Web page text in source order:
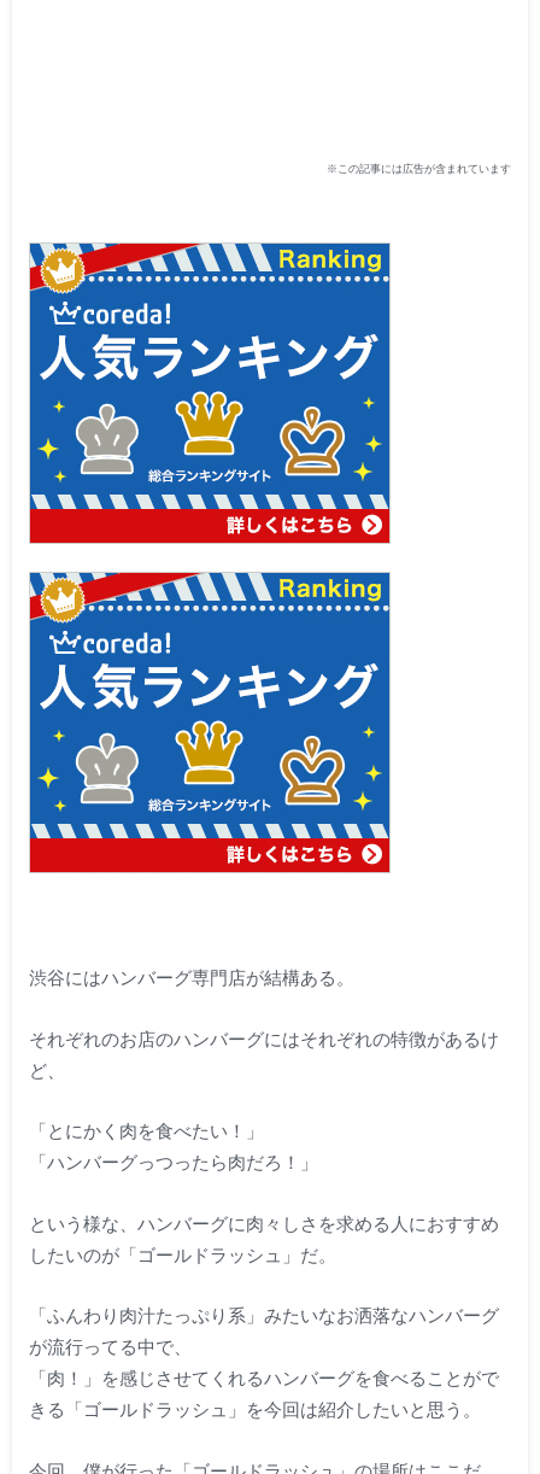
※この記事には広告が含まれています
渋谷にはハンバーグ専門店が結構ある。
それぞれのお店のハンバーグにはそれぞれの特徴があるけ
ど、
「とにかく肉を食べたい！」
「ハンバーグっつったら肉だろ！」
という様な、ハンバーグに肉々しさを求める人におすすめ
したいのが「ゴールドラッシュ」だ。
「ふんわり肉汁たっぷり系」みたいなお洒落なハンバーグ
が流行ってる中で、
「肉！」を感じさせてくれるハンバーグを食べることがで
きる「ゴールドラッシュ」を今回は紹介したいと思う。